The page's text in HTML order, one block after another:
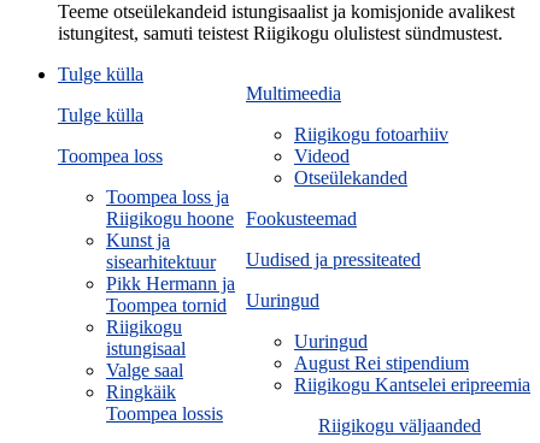
Teeme otseülekandeid istungisaalist ja komisjonide avalikest
istungitest, samuti teistest Riigikogu olulistest sündmustest.
Multimeedia
Riigikogu fotoarhiiv
Videod
Otseülekanded
Fookusteemad
Uudised ja pressiteated
Uuringud
Uuringud
August Rei stipendium
Riigikogu Kantselei eripreemia
Riigikogu väljaanded
Tulge külla
Tulge külla
Toompea loss
Toompea loss ja
Riigikogu hoone
Kunst ja
sisearhitektuur
Pikk Hermann ja
Toompea tornid
Riigikogu
istungisaal
Valge saal
Ringkäik
Toompea lossis